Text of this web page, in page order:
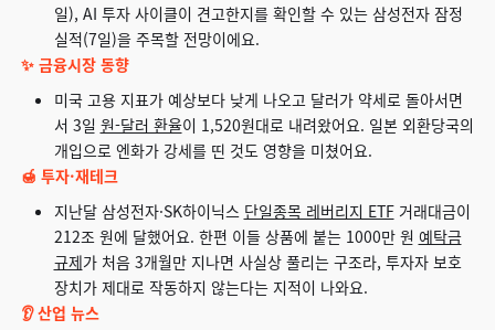
일), AI 투자 사이클이 견고한지를 확인할 수 있는 삼성전자 잠정
실적(7일)을 주목할 전망이에요.
✨ 금융시장 동향
미국 고용 지표가 예상보다 낮게 나오고 달러가 약세로 돌아서면
서 3일 원-달러 환율이 1,520원대로 내려왔어요. 일본 외환당국의
개입으로 엔화가 강세를 띤 것도 영향을 미쳤어요.
🍯 투자·재테크
지난달 삼성전자·SK하이닉스 단일종목 레버리지 ETF거래대금이
212조 원에 달했어요. 한편 이들 상품에 붙는 1000만 원 예탁금
규제가 처음 3개월만 지나면 사실상 풀리는 구조라, 투자자 보호
장치가 제대로 작동하지 않는다는 지적이 나와요.
👂 산업 뉴스